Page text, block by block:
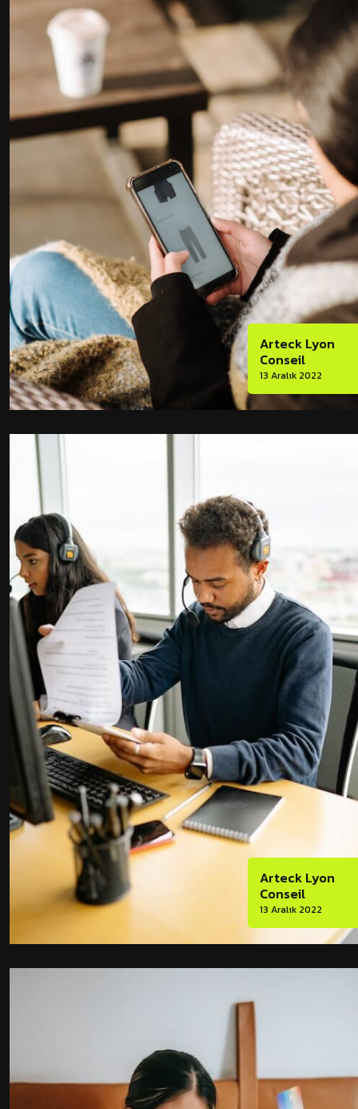
Arteck Lyon
Conseil
13 Aralık 2022
Arteck Lyon
Conseil
13 Aralık 2022